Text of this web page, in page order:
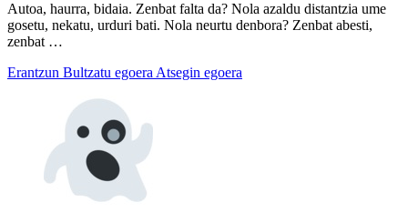
Autoa, haurra, bidaia. Zenbat falta da? Nola azaldu distantzia ume
gosetu, nekatu, urduri bati. Nola neurtu denbora? Zenbat abesti,
zenbat …
Erantzun Bultzatu egoera Atsegin egoera